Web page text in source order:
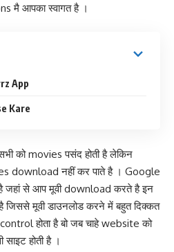
मै आपका स्वागत है ।
App
Kare
को movies पसंद होती है लेकिन
download नहीं कर पाते है । Google
जहां से आप मूवी download करते है इन
जिससे मूवी डाउनलोड करने में बहुत दिक्कत
होता है बो जब चाहे website को
होती है ।